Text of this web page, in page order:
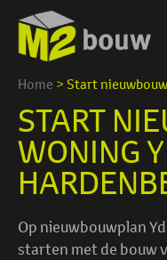
Home > Start
START
WONING
Op nieuwbouwplan
starten met de bouw